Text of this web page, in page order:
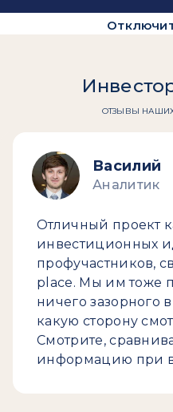
ОТЗЫВЫ
Василий
Аналитик
Отличный проект
инвестиционных
профучастников,
place. Мы им тоже
ничего зазорного
какую сторону
Смотрите,
информацию при